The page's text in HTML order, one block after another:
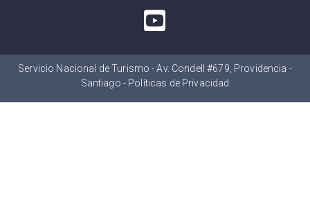
Servicio Nacional de Turismo - Av. Condell #679, Providencia -
Santiago - Políticas de Privacidad